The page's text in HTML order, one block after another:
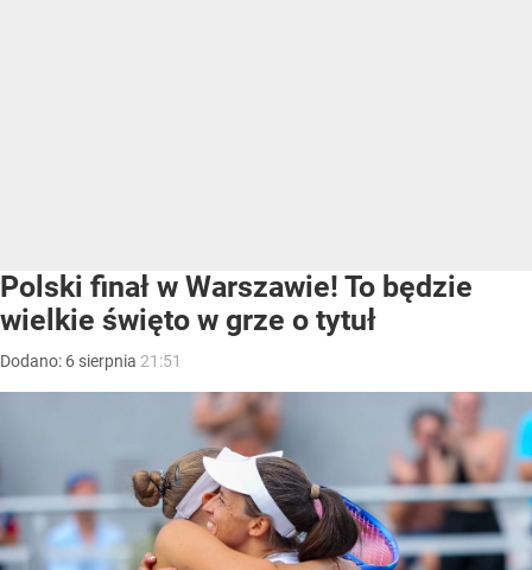
Polski finał w Warszawie! To będzie
wielkie święto w grze o tytuł
Dodano: 6 sierpnia 21:51